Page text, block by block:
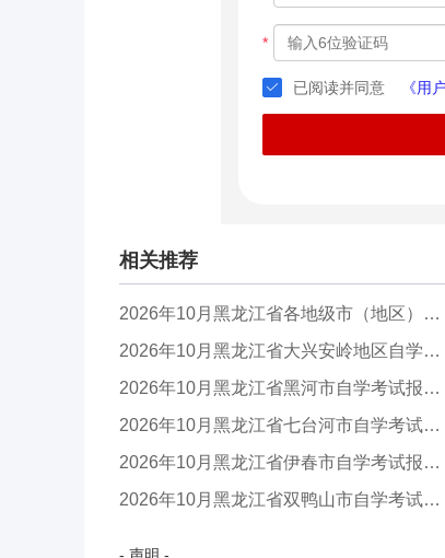
*
已阅读并同意 《用
相关推荐
2026年10月黑龙江省各地级市（地区）自学考试报...
2026年10月黑龙江省大兴安岭地区自学考试报名官...
2026年10月黑龙江省黑河市自学考试报名官网
2026年10月黑龙江省七台河市自学考试报名官网
2026年10月黑龙江省伊春市自学考试报名官网
2026年10月黑龙江省双鸭山市自学考试报名官网